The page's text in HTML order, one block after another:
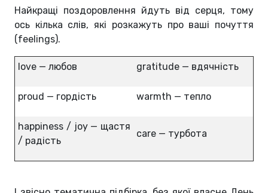
Найкращі поздоровлення йдуть від серця, тому
ось кілька слів, які розкажуть про ваші почуття
(feelings).
love — любов gratitude — вдячність
proud — гордість warmth — тепло
happiness / joy — щастя
/ радість
care — турбота